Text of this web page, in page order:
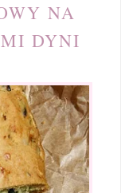
NA
DYNI